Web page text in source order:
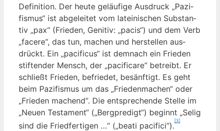
Defi­ni­ti­on. Der heu­te geläu­fi­ge Aus­druck „Pazi­
fis­mus“ ist abge­lei­tet vom latei­ni­schen Sub­stan­
tiv „pax“ (Frie­den, Geni­tiv: „pacis“) und dem Verb
„face­re“, das tun, machen und her­stel­len aus­
drückt. Ein „paci­fi­cus“ ist dem­nach ein Frie­den
stif­ten­der Mensch, der „paci­fi­ca­re“ betreibt. Er
schließt Frie­den, befrie­det, besänf­tigt. Es geht
beim Pazi­fis­mus um das „Frie­den­ma­chen“ oder
„Frie­den machend“. Die ent­spre­chen­de Stel­le im
„Neu­en Tes­ta­ment“ („Berg­pre­digt“) beginnt „Selig
sind die Fried­fer­ti­gen …“ („bea­ti paci­fi­ci“).
[3]